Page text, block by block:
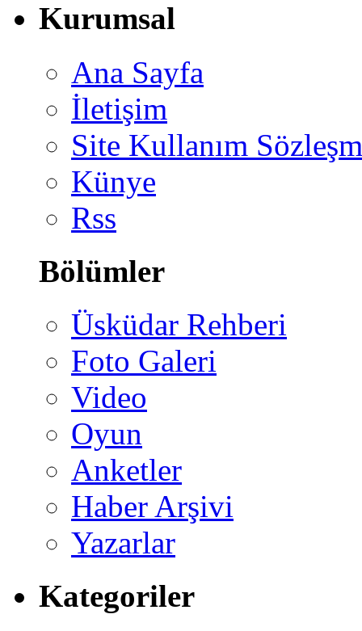
Kurumsal
Ana Sayfa
İletişim
Site Kullanım
Künye
Rss
Bölümler
Üsküdar Rehberi
Foto Galeri
Video
Oyun
Anketler
Haber Arşivi
Yazarlar
Kategoriler